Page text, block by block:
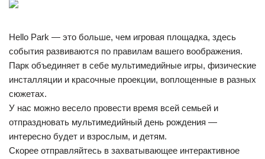
Hello Park — это больше, чем игровая площадка, здесь
события развиваются по правилам вашего воображения.
Парк объединяет в себе мультимедийные игры, физические
инсталляции и красочные проекции, воплощенные в разных
сюжетах.
У нас можно весело провести время всей семьей и
отпраздновать мультимедийный день рождения —
интересно будет и взрослым, и детям.
Скорее отправляйтесь в захватывающее интерактивное